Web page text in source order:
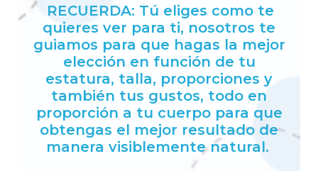
RECUERDA: Tú eliges como te
quieres ver para ti, nosotros te
guiamos para que hagas la mejor
elección en función de tu
estatura, talla, proporciones y
también tus gustos, todo en
proporción a tu cuerpo para que
obtengas el mejor resultado de
manera visiblemente natural.